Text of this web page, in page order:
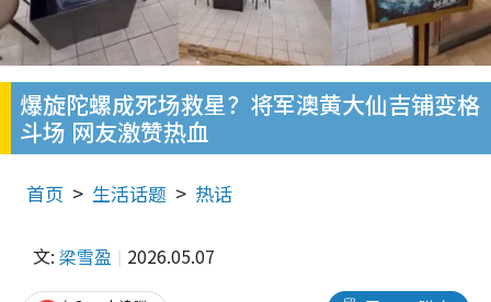
爆旋陀螺成死场救星？将军澳黄大仙吉铺变格
斗场 网友激赞热血
首页 生活话题 热话
文: 梁雪盈 2026.05.07